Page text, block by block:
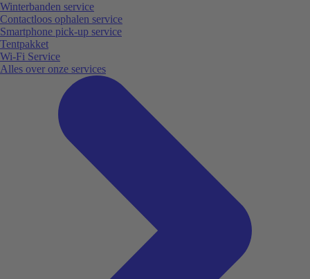
Winterbanden service
Contactloos ophalen service
Smartphone pick-up service
Tentpakket
Wi-Fi Service
Alles over onze services